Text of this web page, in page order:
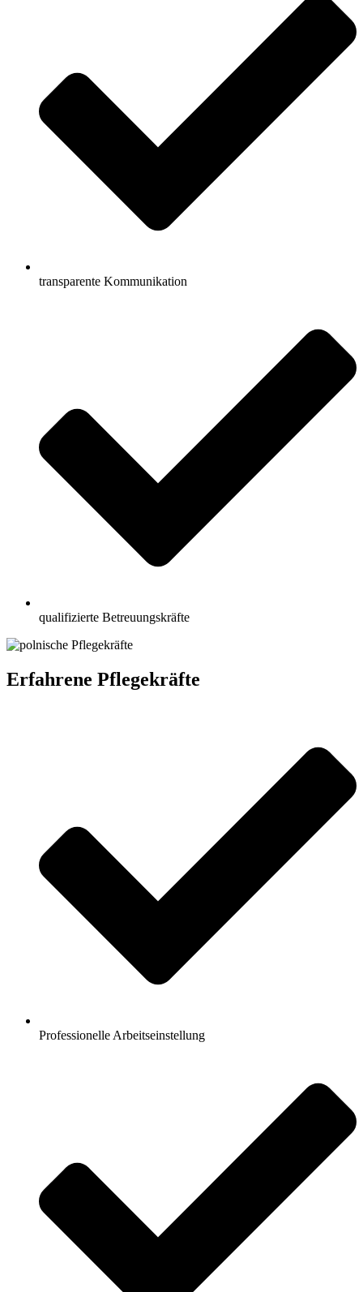
transparente Kommunikation
qualifizierte Betreuungskräfte
Erfahrene Pflegekräfte
Professionelle Arbeitseinstellung